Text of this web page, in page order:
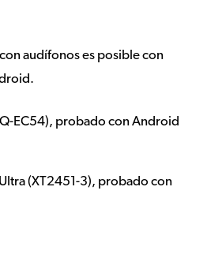
audífonos es posible con
EC54), probado con Android
(XT2451-3), probado con